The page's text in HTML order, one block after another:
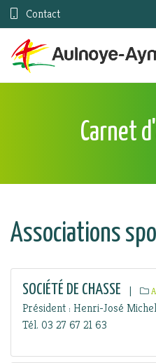
Contact
Carnet
Associations
SOCIÉTÉ DE CHASSE |
Président : Henri-José Michel
Tél. 03 27 67 21 63